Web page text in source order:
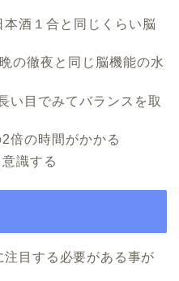
酒１合と同じくらい脳
の徹夜と同じ脳機能の水
い目でみてバランスを取
倍の時間がかかる
識する
目する必要がある事が